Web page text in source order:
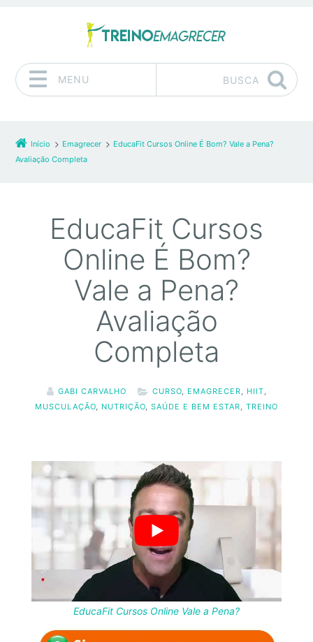
MENU BUSCA
Início Emagrecer
EducaFit Cursos Online É Bom? Vale a Pena?
Avaliação Completa
EducaFit Cursos
Online É Bom?
Vale a Pena?
Avaliação
Completa
GABI CARVALHO CURSO, EMAGRECER HIIT
MUSCULAÇÃO
NUTRIÇÃO SAÚDE E BEM ESTAR TREINO
EducaFit Cursos Online Vale a Pena?